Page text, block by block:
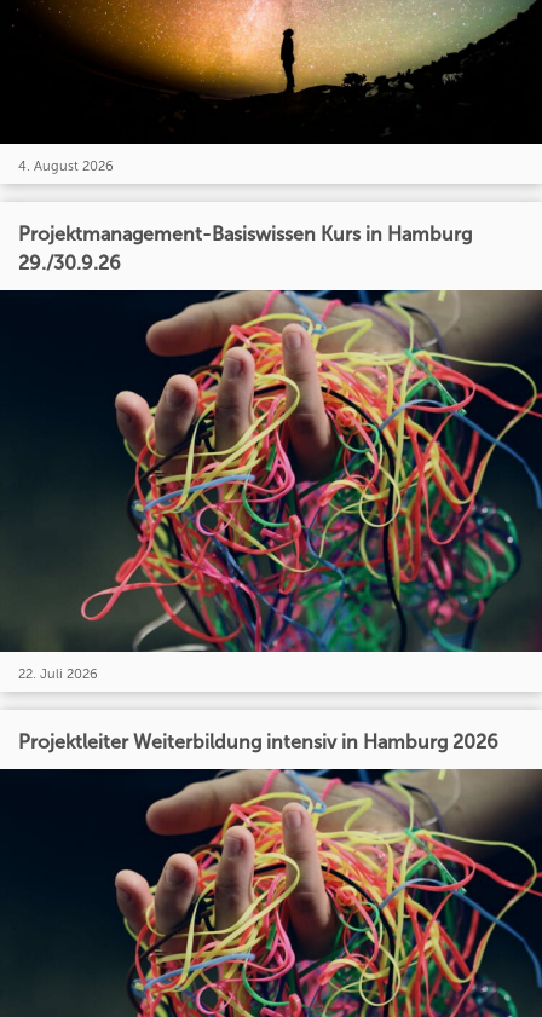
4. August 2026
Projektmanagement-Basiswissen Kurs in Hamburg
29./30.9.26
22. Juli 2026
Projektleiter Weiterbildung intensiv in Hamburg 2026